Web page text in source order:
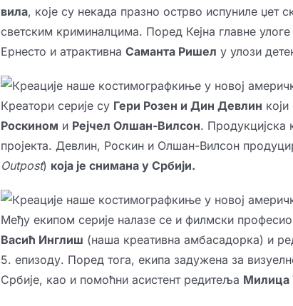
вила, које су некада празно острво испуниле џет
светским криминалцима. Поред Кејна главне
Ернесто и атрактивна Саманта Ришел у улози
Креатори серије су Гери Розен и Дин Девлин
Роскином и Рејчел Олшан-Вилсон. Продукцијска
пројекта. Девлин, Роскин и Олшан-Вилсон
Outpost) која је снимана у Србији.
Међу екипом серије налазе се и филмски
Васић Инглиш (наша креативна амбасадорка) и
5. епизоду. Поред тога, екипа задужена за
Србије, као и помоћни асистент редитеља Милица